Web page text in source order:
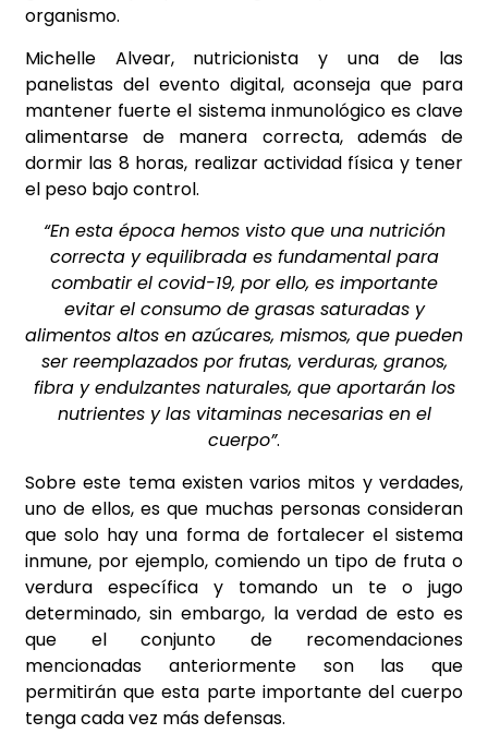
organismo.
Michelle Alvear, nutricionista y una de las
panelistas del evento digital, aconseja que para
mantener fuerte el sistema inmunológico es clave
alimentarse de manera correcta, además de
dormir las 8 horas, realizar actividad física y tener
el peso bajo control.
“En esta época hemos visto que una nutrición
correcta y equilibrada es fundamental para
combatir el covid-19, por ello, es importante
evitar el consumo de grasas saturadas y
alimentos altos en azúcares, mismos, que pueden
ser reemplazados por frutas, verduras, granos,
fibra y endulzantes naturales, que aportarán los
nutrientes y las vitaminas necesarias en el
cuerpo”.
Sobre este tema existen varios mitos y verdades,
uno de ellos, es que muchas personas consideran
que solo hay una forma de fortalecer el sistema
inmune, por ejemplo, comiendo un tipo de fruta o
verdura específica y tomando un te o jugo
determinado, sin embargo, la verdad de esto es
que el conjunto de recomendaciones
mencionadas anteriormente son las que
permitirán que esta parte importante del cuerpo
tenga cada vez más defensas.